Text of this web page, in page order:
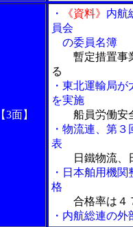
【3面】
・ 《資料》 内航
員会
の委員名簿
暫定措置事
る
・東北運輸局
を実施
船員労働安
・物流連、第
表
日鐵物流、
・日本舶用機
格
合格率は４
・内航総連の